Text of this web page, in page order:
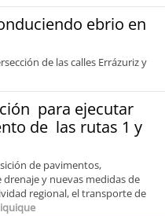
ebrio en
de las calles Errázuriz y
para ejecutar
de las rutas 1 y
de pavimentos,
y nuevas medidas de
regional, el transporte de
iquique